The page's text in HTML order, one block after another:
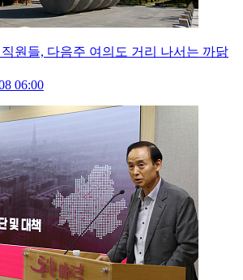
원들, 다음주 여의도 거리 나서는 까닭
06:00